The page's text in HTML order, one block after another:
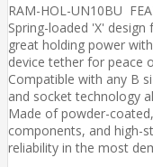
RAM-HOL-UN10BU
Spring-loaded 'X'
great holding power
device tether for peace
Compatible with any B
and socket technology
Made of powder-
components, and high-
reliability in the most